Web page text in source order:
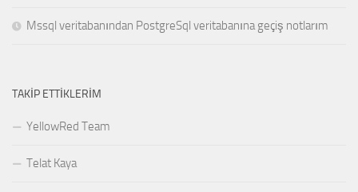
Mssql veritabanından PostgreSql veritabanına geçiş notlarım
TAKIP ETTIKLERIM
YellowRed Team
Telat Kaya